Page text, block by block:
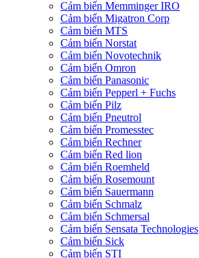
Cảm biến Memminger IRO
Cảm biến Migatron Corp
Cảm biến MTS
Cảm biến Norstat
Cảm biến Novotechnik
Cảm biến Omron
Cảm biến Panasonic
Cảm biến Pepperl + Fuchs
Cảm biến Pilz
Cảm biến Pneutrol
Cảm biến Promesstec
Cảm biến Rechner
Cảm biến Red lion
Cảm biến Roemheld
Cảm biến Rosemount
Cảm biến Sauermann
Cảm biến Schmalz
Cảm biến Schmersal
Cảm biến Sensata Technologies
Cảm biến Sick
Cảm biến STI